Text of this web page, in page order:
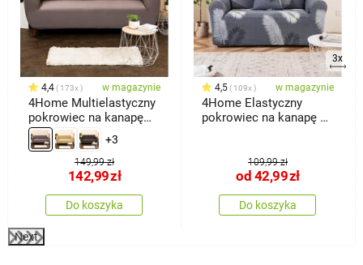
4,4 173x w magazynie
4Home Multielastyczny
pokrowiec na kanapę
Comfort, szary, 180 -
220 cm
+3
149,99 zł
142,99zł
Do koszyka
3x
4,5 109x w magazynie
4Home Elastyczny
pokrowiec na kanapę 2-
109,99 zł
od 42,99zł
Do koszyka
Next